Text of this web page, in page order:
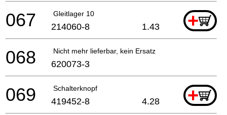
Gleitlager 10 +
067 214060-8 1.43
Nicht mehr lieferbar, kein Ersatz
068 620073-3
Schalterknopf +
069 419452-8 4.28